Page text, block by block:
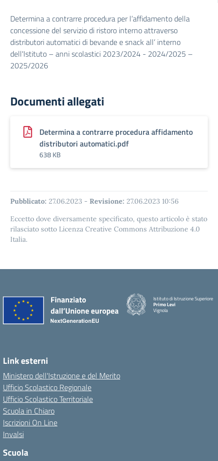
Determina a contrarre procedura per l’affidamento della
concessione del servizio di ristoro interno attraverso
distributori automatici di bevande e snack all’ interno
dell'Istituto – anni scolastici 2023/2024 - 2024/2025 –
2025/2026
Documenti allegati
Determina a contrarre procedura affidamento
distributori automatici.pdf
638 KB
Pubblicato: 27.06.2023 - Revisione: 27.06.2023 10:56
Eccetto dove diversamente specificato, questo articolo è stato
rilasciato sotto Licenza Creative Commons Attribuzione 4.0
Italia.
Istituto di Istruzione Superiore
Primo Levi
Vignola
Link esterni
Ministero dell'Istruzione e del Merito
Ufficio Scolastico Regionale
Ufficio Scolastico Territoriale
Scuola in Chiaro
Iscrizioni On Line
Invalsi
Scuola